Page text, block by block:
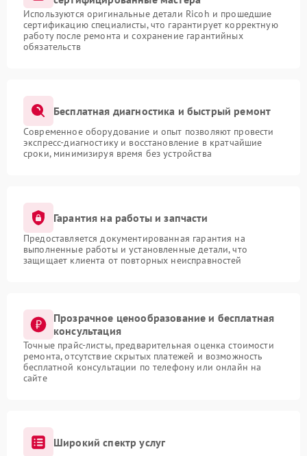
Используются оригинальные детали Ricoh и прошедшие
сертификацию специалисты, что гарантирует корректную
работу после ремонта и сохранение гарантийных
обязательств
Бесплатная диагностика и быстрый ремонт
Современное оборудование и опыт позволяют провести
экспресс-диагностику и восстановление в кратчайшие
сроки, минимизируя время без устройства
Гарантия на работы и запчасти
Предоставляется документированная гарантия на
выполненные работы и установленные детали, что
защищает клиента от повторных неисправностей
Прозрачное ценообразование и бесплатная
консультация
Точные прайс-листы, предварительная оценка стоимости
ремонта, отсутствие скрытых платежей и возможность
бесплатной консультации по телефону или онлайн на
сайте
Широкий спектр услуг